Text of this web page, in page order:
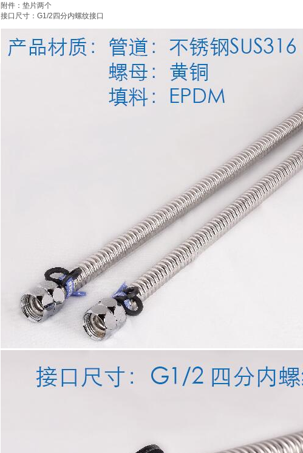
附件：垫片两个
接口尺寸：G1/2四分内螺纹接口